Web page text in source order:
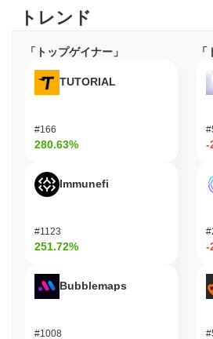
のプラットフォームは、ゲームとブ
プレイヤーの両方にとって理想的です
レッドジェネシスはどのように
か？
して知られる独自のコンセンサスメカ
クを保護しています。このモデルでは
は、事前に承認されたノードのみがコ
できることを保証することで、ネット
提供し、取引の整合性を確保します。
レッドジェネシスは何か論争や
レッドジェネシス（R3D）は、投資家
トレンド
「トップゲイナー」
TUTORIAL
#166
280.63%
Immunefi
#1123
251.72%
Bubblemaps
#1008
-
-